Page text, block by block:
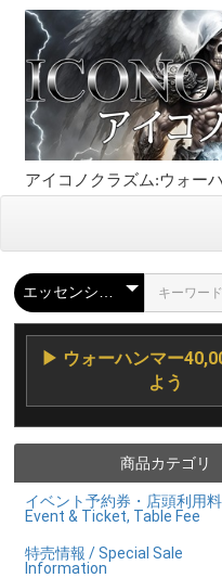
アイコノクラズム:ウォー
▶ ウォーハンマー
よう
商品カテゴリ
イベント予約券・店頭利用
Event & Ticket, Table Fee
特売情報 / Special Sale
Information